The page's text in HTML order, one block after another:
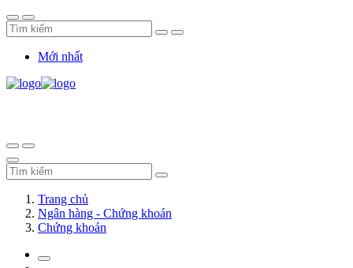
Mới nhất
Trang chủ
Ngân hàng - Chứng khoán
Chứng khoán